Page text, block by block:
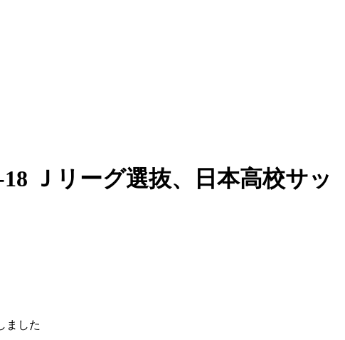
Ｊリーグ選抜、日本高校サッ
ました